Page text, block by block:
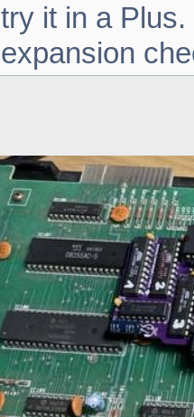
try it in a
expansion